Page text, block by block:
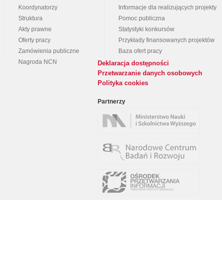
Koordynatorzy
Struktura
Akty prawne
Oferty pracy
Zamówienia publiczne
Nagroda NCN
Informacje dla realizujących projekty
Pomoc publiczna
Statystyki konkursów
Przykłady finansowanych projektów
Baza ofert pracy
Deklaracja dostępności
Przetwarzanie danych osobowych
Polityka cookies
Partnerzy